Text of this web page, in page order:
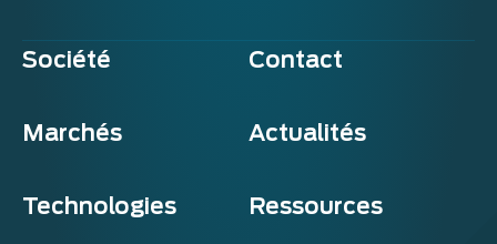
Société Contact
Marchés Actualités
Technologies Ressources